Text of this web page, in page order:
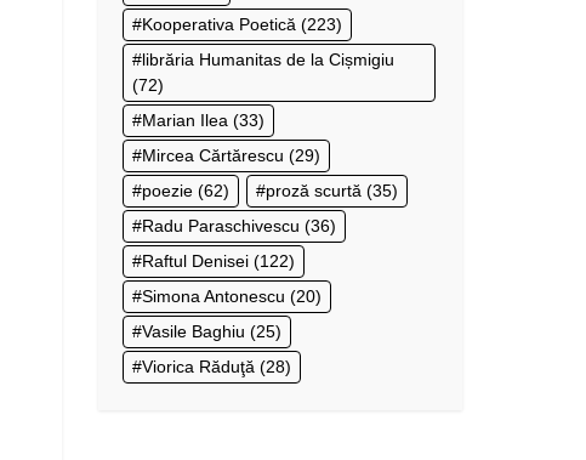
Kooperativa Poetică (223)
librăria Humanitas de la Cișmigiu
(72)
Marian Ilea (33)
Mircea Cărtărescu (29)
poezie (62) proză scurtă (35)
Radu Paraschivescu (36)
Raftul Denisei (122)
Simona Antonescu (20)
Vasile Baghiu (25)
Viorica Răduţă (28)